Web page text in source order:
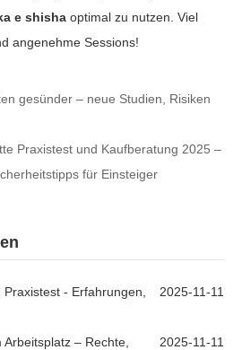
e shisha optimal zu nutzen. Viel
angenehme Sessions!
gesünder – neue Studien, Risiken
Praxistest und Kaufberatung 2025 –
für Einsteiger
2025-11-11
- Erfahrungen,
2025-11-11
– Rechte,